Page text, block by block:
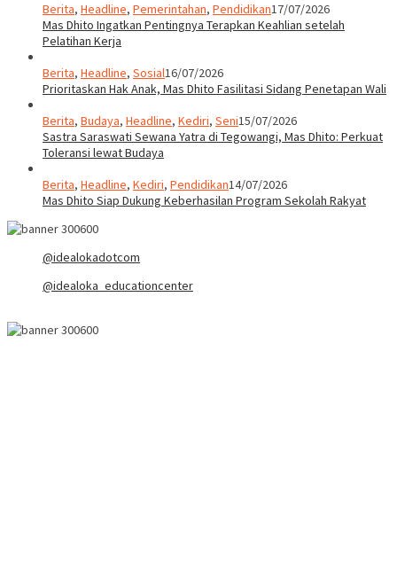
Berita, Headline, Pemerintahan, Pendidikan17/07/2026
Mas Dhito Ingatkan Pentingnya Terapkan Keahlian setelah
Pelatihan Kerja
Berita, Headline, Sosial16/07/2026
Prioritaskan Hak Anak, Mas Dhito Fasilitasi Sidang Penetapan Wali
Berita, Budaya, Headline, Kediri, Seni15/07/2026
Sastra Saraswati Sewana Yatra di Tegowangi, Mas Dhito: Perkuat
Toleransi lewat Budaya
Berita, Headline, Kediri, Pendidikan14/07/2026
Mas Dhito Siap Dukung Keberhasilan Program Sekolah Rakyat
@idealokadotcom
@idealoka_educationcenter